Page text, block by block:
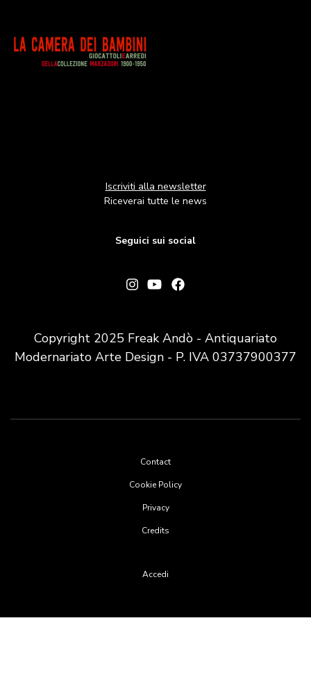
Image
Iscriviti alla newsletter
Riceverai tutte le news
Seguici sui social
Copyright 2025 Freak Andò - Antiquariato
Modernariato Arte Design - P. IVA 03737900377
Contact
Cookie Policy
Privacy
Credits
Accedi